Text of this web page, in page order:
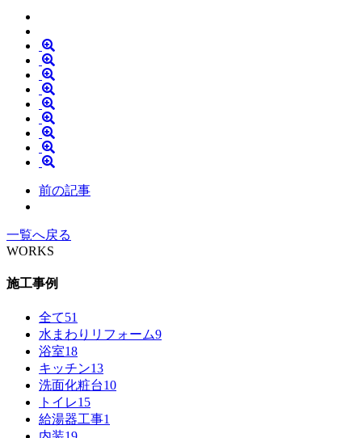
前の記事
一覧へ戻る
WORKS
施工事例
全て51
水まわりリフォーム9
浴室18
キッチン13
洗面化粧台10
トイレ15
給湯器工事1